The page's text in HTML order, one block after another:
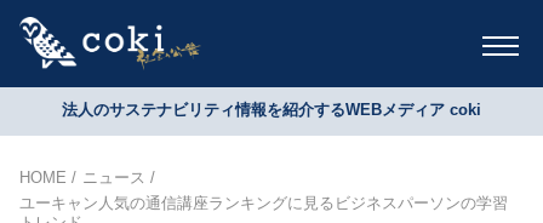
法人のサステナビリティ情報を紹介するWEBメディア coki
HOME
ニュース
ユーキャン人気の通信講座ランキングに見るビジネスパーソンの学習